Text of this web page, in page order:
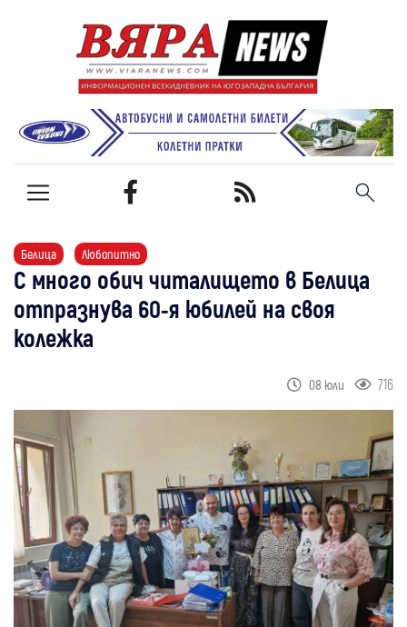
Белица Любопитно
С много обич читалището в Белица
отпразнува 60-я юбилей на своя
колежка
08 юли 716